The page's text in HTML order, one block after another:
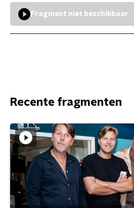
Fragment niet beschikbaar
Recente fragmenten